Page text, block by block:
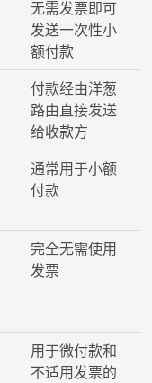
无需发票即可
发送一次性小
额付款
付款经由洋葱
路由直接发送
给收款方
通常用于小额
付款
完全无需使用
发票
用于微付款和
不适用发票的